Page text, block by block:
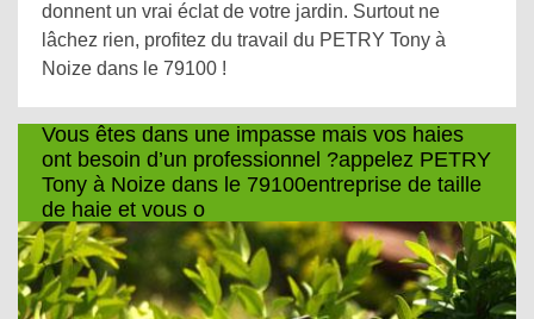
donnent un vrai éclat de votre jardin. Surtout ne
lâchez rien, profitez du travail du PETRY Tony à
Noize dans le 79100 !
Vous êtes dans une impasse mais vos haies
ont besoin d’un professionnel ?appelez PETRY
Tony à Noize dans le 79100entreprise de taille
de haie et vous o